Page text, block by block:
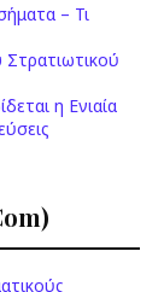
– Τι
η Ενιαία